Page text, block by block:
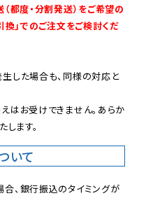
都度・分割発送）をご希望の
換」でのご注文をご検討くだ
した場合も、同様の対応と
はお受けできません。あらか
します。
いて
、銀行振込のタイミングが